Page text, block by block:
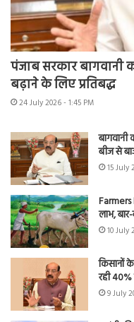
पंजाब सरकार बागवानी
बढ़ाने के लिए प्रतिबद्ध
24 July 2026 - 1:45 PM
बीज से
15 July
Farmers
लाभ,
10 July
किसानों
रही
9 July